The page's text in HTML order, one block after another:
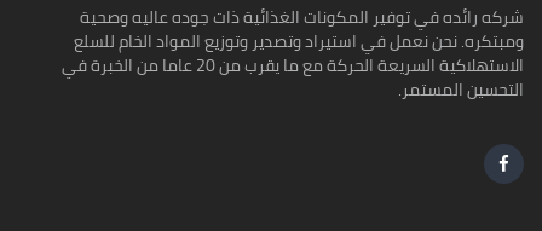
شركه رائده في توفير المكونات الغذائية ذات جوده عاليه وصحية
ومبتكره. نحن نعمل في استيراد وتصدير وتوزيع المواد الخام للسلع
الاستهلاكية السريعة الحركة مع ما يقرب من 20 عاما من الخبرة في
التحسين المستمر.